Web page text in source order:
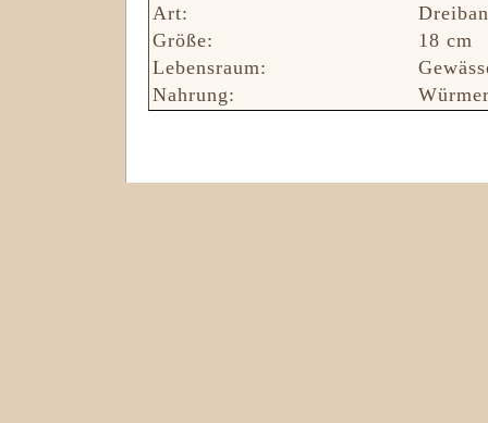
Art:
Größe:
18 cm
Lebensraum:
Nahrung: